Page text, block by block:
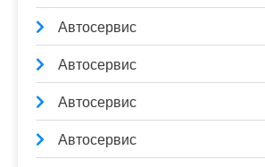
Автосервис
Автосервис
Автосервис
Автосервис